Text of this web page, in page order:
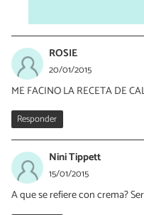
ROSIE
20/01/2015
ME FACINO LA RECETA DE
Responder
Nini Tippett
15/01/2015
A que se refiere con crema?